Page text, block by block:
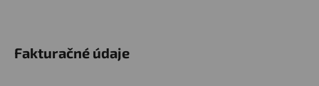
Fakturačné údaje